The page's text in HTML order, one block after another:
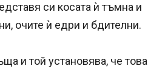
си косата ѝ тъмна и
очите ѝ едри и бдителни.
и той установява, че това